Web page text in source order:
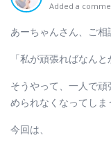
Added a
あーちゃんさん、ご
「私が頑張ればなんと
そうやって、一人で
められなくなってしま
今回は、